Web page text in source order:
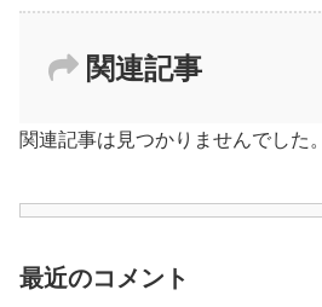
関連記事
関連記事は見つかりませんでした。
最近のコメント